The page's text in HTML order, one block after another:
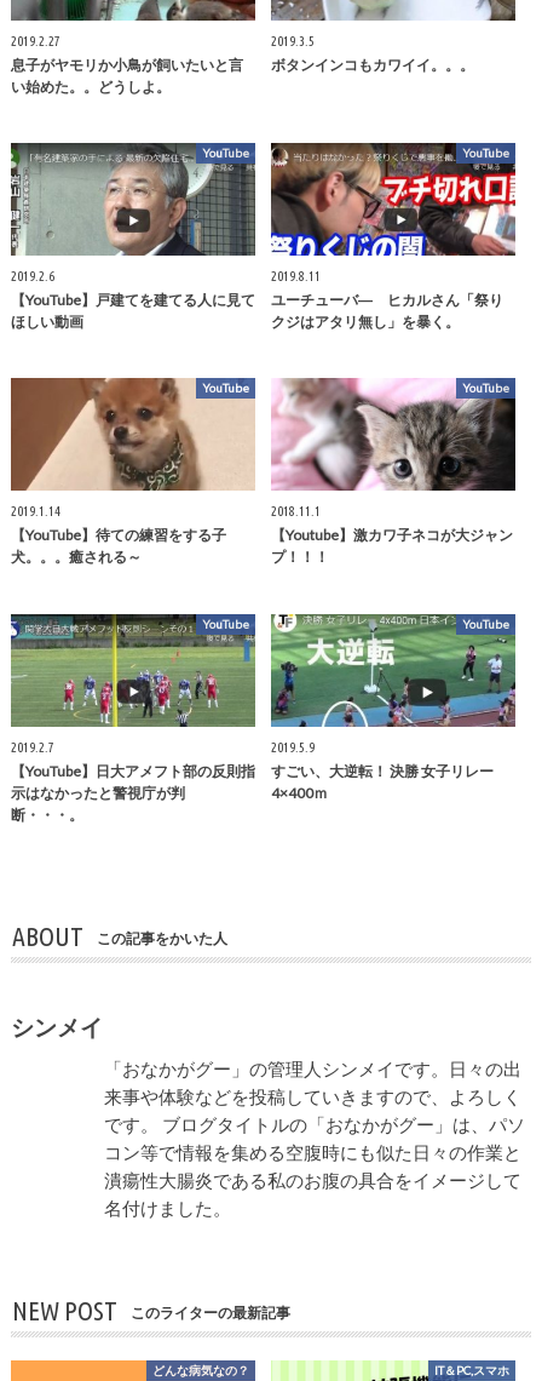
2019.2.27
息子がヤモリか小鳥が飼いたいと言
い始めた。。どうしよ。
2019.3.5
ボタンインコもカワイイ。。。
YouTube
2019.2.6
【YouTube】戸建てを建てる人に見て
ほしい動画
YouTube
2019.8.11
ユーチューバ― ヒカルさん「祭り
クジはアタリ無し」を暴く。
YouTube
2019.1.14
【YouTube】待ての練習をする子
犬。。。癒される～
YouTube
2018.11.1
【Youtube】激カワ子ネコが大ジャン
プ！！！
YouTube
2019.2.7
【YouTube】日大アメフト部の反則指
示はなかったと警視庁が判
断・・・。
YouTube
2019.5.9
すごい、大逆転！ 決勝 女子リレー
4×400ｍ
ABOUT この記事をかいた人
シンメイ
「おなかがグー」の管理人シンメイです。日々の出
来事や体験などを投稿していきますので、よろしく
です。 ブログタイトルの「おなかがグー」は、パソ
コン等で情報を集める空腹時にも似た日々の作業と
潰瘍性大腸炎である私のお腹の具合をイメージして
名付けました。
NEW POST このライターの最新記事
どんな病気なの？ IT＆PC,スマホ